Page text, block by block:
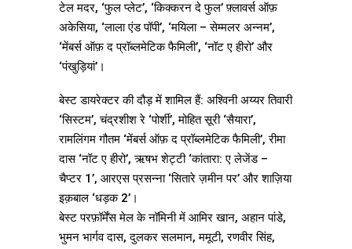
टेल मदर, ‘फुल प्लेट’, ‘किक्करन दे फुल’ फ़्लावर्स ऑफ़
अकेसिया, ‘लाला एंड पॉपी’, ‘मयिला – सेम्मलर अन्नम’,
‘मेंबर्स ऑफ़ द प्रॉब्लमेटिक फैमिली’, ‘नॉट ए हीरो’ और
‘पंखुड़ियां’।
बेस्ट डायरेक्टर की दौड़ में शामिल हैं: अश्विनी अय्यर तिवारी
‘सिस्टम’, चंद्रशीश रे ‘पोर्शी’, मोहित सूरी ‘सैयारा’,
रामलिंगम गौतम ‘मेंबर्स ऑफ़ द प्रॉब्लमेटिक फैमिली’, रीमा
दास ‘नॉट ए हीरो’, ऋषभ शेट्टी ‘कांतारा: ए लेजेंड –
चैप्टर 1’, आरएस प्रसन्ना ‘सितारे ज़मीन पर’ और शाज़िया
इक़बाल ‘धड़क 2’।
बेस्ट परफ़ॉर्मेंस मेल के नॉमिनी में आमिर खान, अहान पांडे,
भुमन भार्गव दास, दुलकर सलमान, ममूटी, रणवीर सिंह,